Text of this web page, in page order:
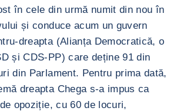
în cele din urmă numit din nou în
și conduce acum un guvern
dreapta (Alianța Democratică, o
și CDS-PP) care deține 91 din
din Parlament. Pentru prima dată,
dreapta Chega s-a impus ca
opoziție, cu 60 de locuri,